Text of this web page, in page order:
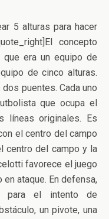
5 alturas para hacer
concepto
era un equipo de
de cinco alturas.
puentes. Cada uno
que ocupa el
líneas originales. Es
el centro del campo
centro del campo y la
favorece el juego
ataque. En defensa,
para el intento de
un pivote, una